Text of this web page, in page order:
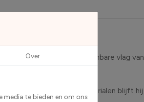
De sticker toont de herkenbare vlag van
Dankzij de duurzame materialen blijft hij
Over
media te bieden en om ons